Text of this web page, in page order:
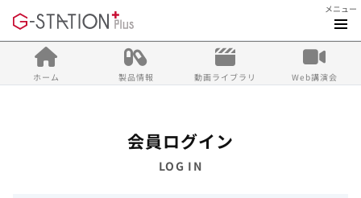
メニュー
ホーム 製品情報 動画ライブラリ Web講演会
会員ログイン
LOG IN